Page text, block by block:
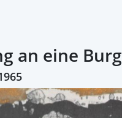
an eine Burg